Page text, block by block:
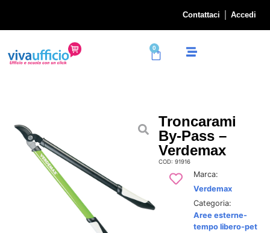
Contattaci Accedi
0
Troncarami
By-Pass –
Verdemax
COD: 91916
Marca:
Verdemax
Categoria:
Aree esterne-
tempo libero-pet